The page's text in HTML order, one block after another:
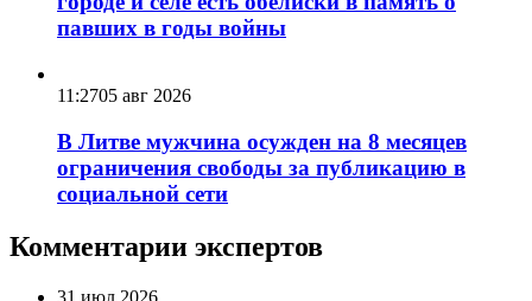
павших в годы войны
11:2705 авг 2026
В Литве мужчина осужден на 8 месяцев
ограничения свободы за публикацию в
социальной сети
Комментарии экспертов
31 июл 2026